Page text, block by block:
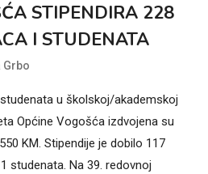
STIPENDIRA 228
I STUDENATA
Grbo
u školskoj/akademskoj
Općine Vogošća izdvojena su
KM. Stipendije je dobilo 117
studenata. Na 39. redovnoj